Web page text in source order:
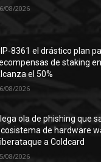
08/2026
8361 el drástico plan
de staking
el 50%
08/2026
ola de phishing que
de hardware
a Coldcard
08/2026